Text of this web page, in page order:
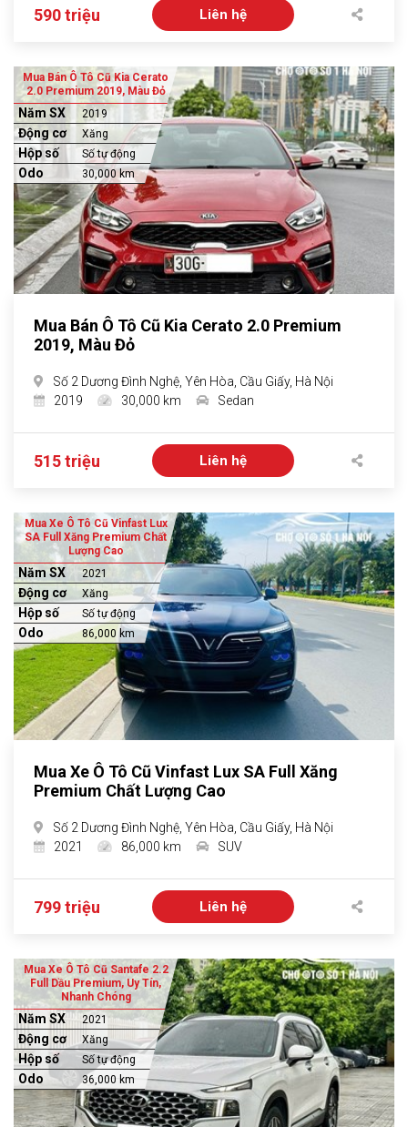
590 triệu Liên hệ
Mua Bán Ô Tô Cũ Kia Cerato
2.0 Premium 2019, Màu Đỏ
Năm SX 2019
Động cơ Xăng
Hộp số Số tự động
Odo 30,000 km
Mua Bán Ô Tô Cũ Kia Cerato 2.0 Premium
2019, Màu Đỏ
Số 2 Dương Đình Nghệ, Yên Hòa, Cầu Giấy, Hà Nội
2019
30,000 km Sedan
515 triệu Liên hệ
Mua Xe Ô Tô Cũ Vinfast Lux
SA Full Xăng Premium Chất
Lượng Cao
Năm SX 2021
Động cơ Xăng
Hộp số Số tự động
Odo 86,000 km
Mua Xe Ô Tô Cũ Vinfast Lux SA Full Xăng
Premium Chất Lượng Cao
Số 2 Dương Đình Nghệ, Yên Hòa, Cầu Giấy, Hà Nội
2021
86,000 km SUV
799 triệu Liên hệ
Mua Xe Ô Tô Cũ Santafe 2.2
Full Dầu Premium, Uy Tín,
Nhanh Chóng
Năm SX 2021
Động cơ Xăng
Hộp số Số tự động
Odo 36,000 km